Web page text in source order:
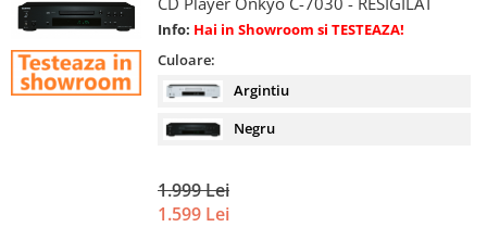
Info: Hai in Showroom si TESTEAZA!
Culoare:
Argintiu
Negru
1.999 Lei
1.599 Lei